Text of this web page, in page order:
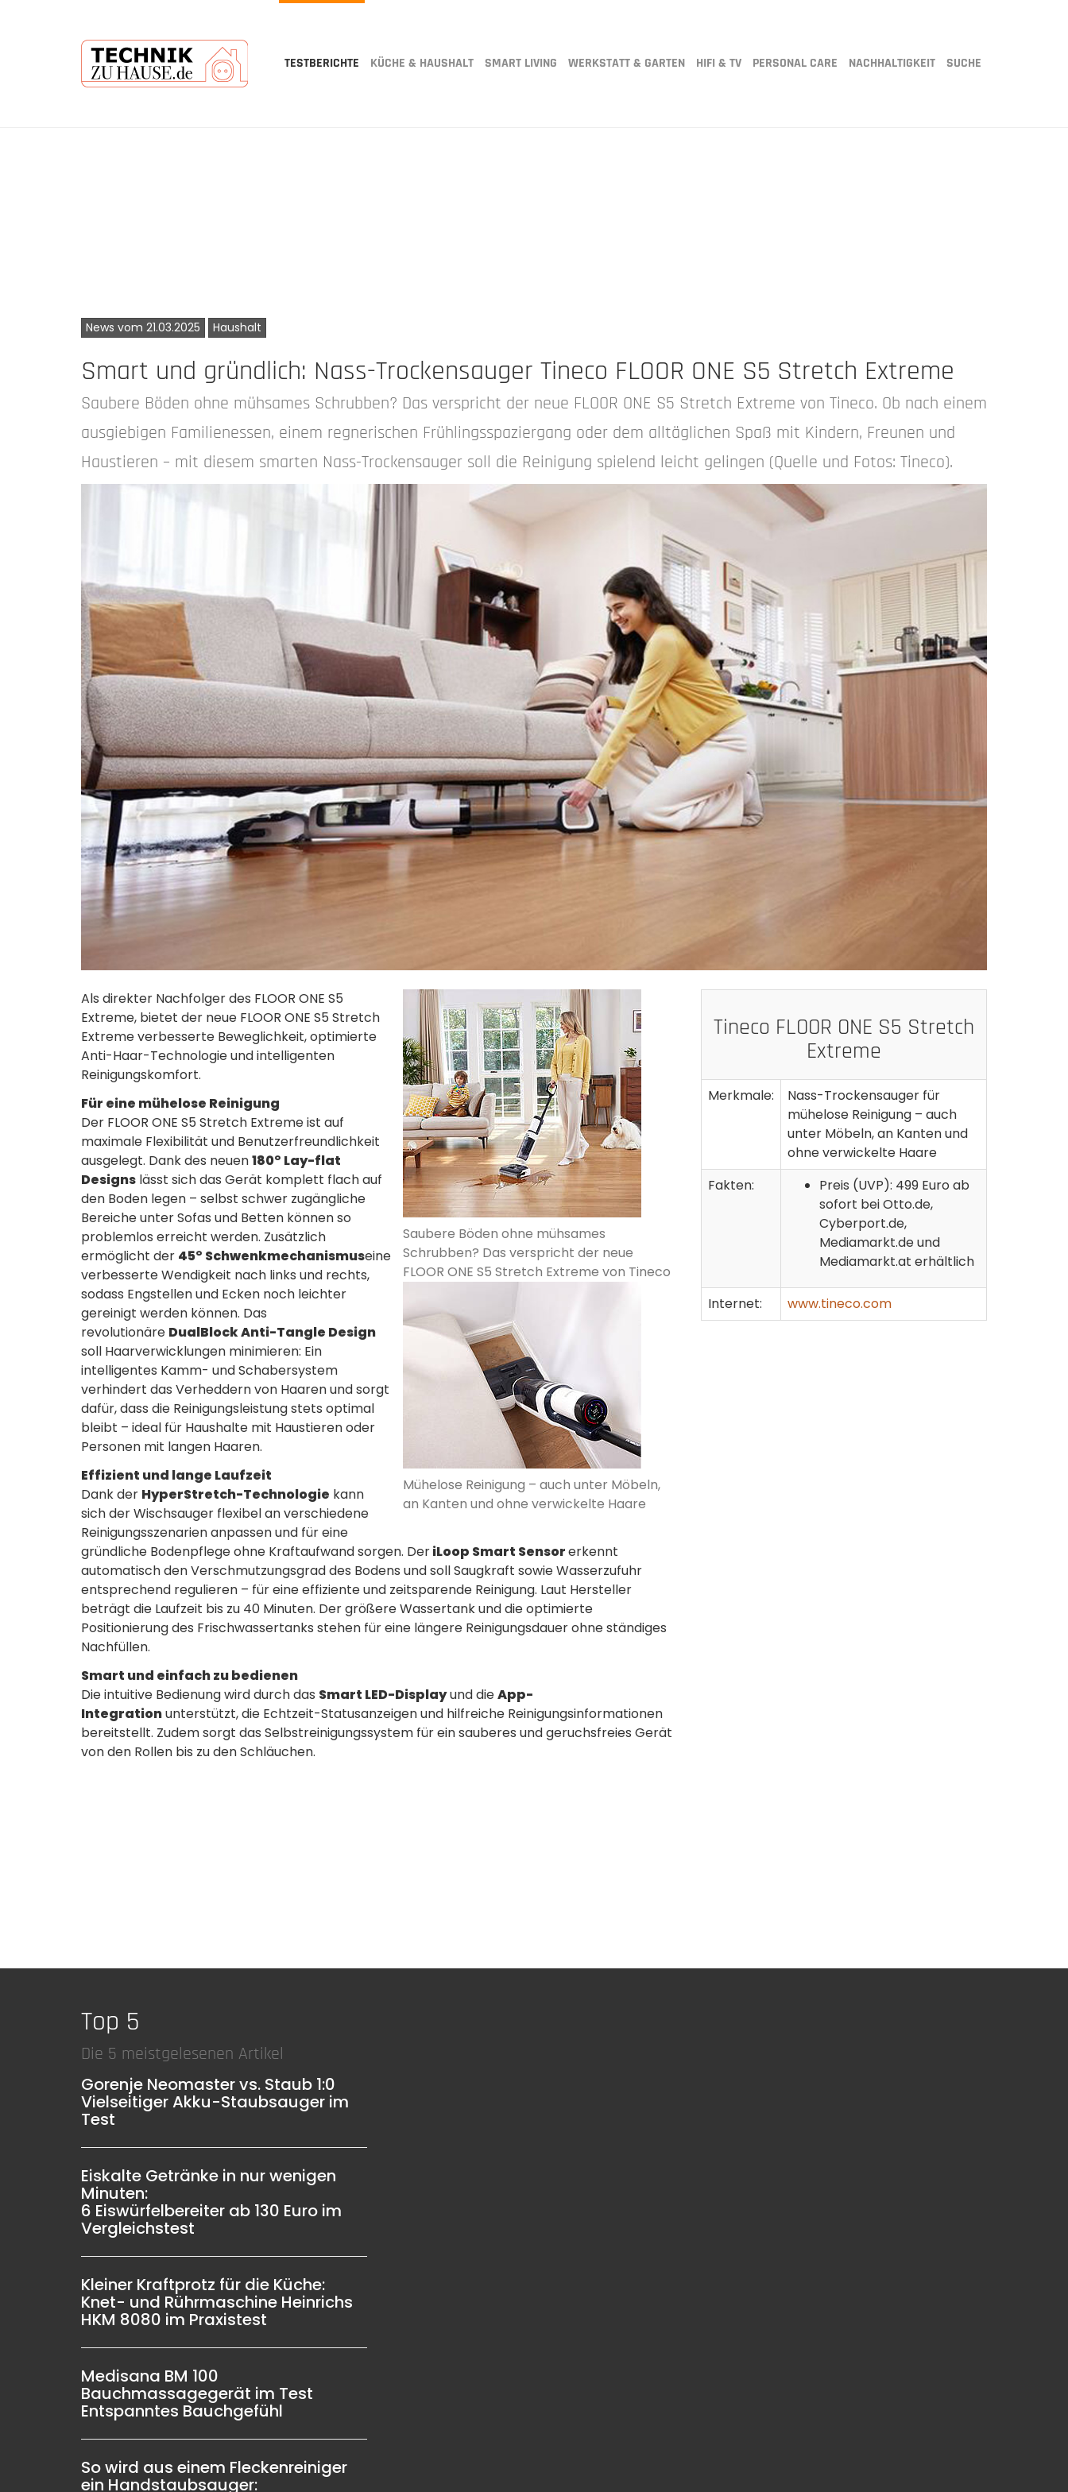
TESTBERICHTE KÜCHE & HAUSHALT SMART LIVING WERKSTATT & GARTEN HIFI & TV PERSONAL CARE NACHHALTIGKEIT SUCHE
News vom 21.03.2025 Haushalt
Smart und gründlich: Nass-Trockensauger Tineco FLOOR ONE S5 Stretch Extreme
Saubere Böden ohne mühsames Schrubben? Das verspricht der neue FLOOR ONE S5 Stretch Extreme von Tineco. Ob nach einem
ausgiebigen Familienessen, einem regnerischen Frühlingsspaziergang oder dem alltäglichen Spaß mit Kindern, Freunen und
Haustieren – mit diesem smarten Nass-Trockensauger soll die Reinigung spielend leicht gelingen (Quelle und Fotos: Tineco).
Saubere Böden ohne mühsames
Schrubben? Das verspricht der neue
FLOOR ONE S5 Stretch Extreme von Tineco
Mühelose Reinigung – auch unter Möbeln,
an Kanten und ohne verwickelte Haare
Als direkter Nachfolger des FLOOR ONE S5
Extreme, bietet der neue FLOOR ONE S5 Stretch
Extreme verbesserte Beweglichkeit, optimierte
Anti-Haar-Technologie und intelligenten
Reinigungskomfort.
Für eine mühelose Reinigung
Der FLOOR ONE S5 Stretch Extreme ist auf
maximale Flexibilität und Benutzerfreundlichkeit
ausgelegt. Dank des neuen180° Lay-flat
Designs lässt sich das Gerät komplett flach auf
den Boden legen – selbst schwer zugängliche
Bereiche unter Sofas und Betten können so
problemlos erreicht werden. Zusätzlich
ermöglicht der 45° Schwenkmechanismuseine
verbesserte Wendigkeit nach links und rechts,
sodass Engstellen und Ecken noch leichter
gereinigt werden können. Das
revolutionäre DualBlock Anti-Tangle Design
soll Haarverwicklungen minimieren: Ein
intelligentes Kamm- und Schabersystem
verhindert das Verheddern von Haaren und sorgt
dafür, dass die Reinigungsleistung stets optimal
bleibt – ideal für Haushalte mit Haustieren oder
Personen mit langen Haaren.
Effizient und lange Laufzeit
Dank der HyperStretch-Technologie kann
sich der Wischsauger flexibel an verschiedene
Reinigungsszenarien anpassen und für eine
gründliche Bodenpflege ohne Kraftaufwand sorgen. DeriLoop Smart Sensorerkennt
automatisch den Verschmutzungsgrad des Bodens und soll Saugkraft sowie Wasserzufuhr
entsprechend regulieren – für eine effiziente und zeitsparende Reinigung. Laut Hersteller
beträgt die Laufzeit bis zu 40 Minuten. Der größere Wassertank und die optimierte
Positionierung des Frischwassertanks stehen für eine längere Reinigungsdauer ohne ständiges
Nachfüllen.
Smart und einfach zu bedienen
Die intuitive Bedienung wird durch das Smart LED-Displayund dieApp-
Integrationunterstützt, die Echtzeit-Statusanzeigen und hilfreiche Reinigungsinformationen
bereitstellt. Zudem sorgt das Selbstreinigungssystem für ein sauberes und geruchsfreies Gerät
von den Rollen bis zu den Schläuchen.
Tineco FLOOR ONE S5 Stretch
Extreme
Merkmale:
Nass-Trockensauger für
mühelose Reinigung – auch
unter Möbeln, an Kanten und
ohne verwickelte Haare
Fakten:
Preis (UVP): 499 Euro ab
sofort bei Otto.de,
Cyberport.de,
Mediamarkt.de und
Mediamarkt.at erhältlich
Internet: www.tineco.com
Top 5
Die 5 meistgelesenen Artikel
Gorenje Neomaster vs. Staub 1:0
Vielseitiger Akku-Staubsauger im
Test
Eiskalte Getränke in nur wenigen
Minuten:
6 Eiswürfelbereiter ab 130 Euro im
Vergleichstest
Kleiner Kraftprotz für die Küche:
Knet- und Rührmaschine Heinrichs
HKM 8080 im Praxistest
Medisana BM 100
Bauchmassagegerät im Test
Entspanntes Bauchgefühl
So wird aus einem Fleckenreiniger
ein Handstaubsauger: